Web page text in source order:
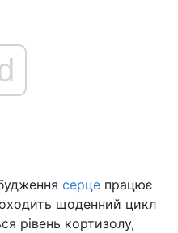
серце працює
щоденний цикл
рівень кортизолу,